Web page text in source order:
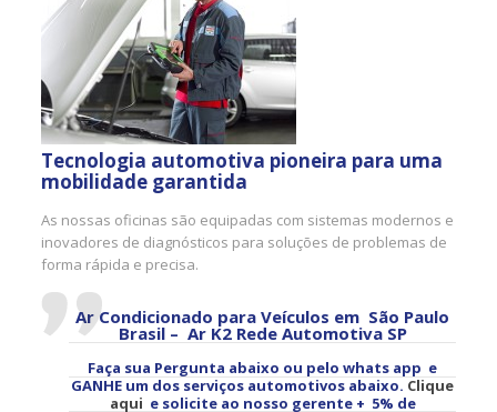
Tecnologia automotiva pioneira para uma
mobilidade garantida
As nossas oficinas são equipadas com sistemas modernos e
inovadores de diagnósticos para soluções de problemas de
forma rápida e precisa.
Ar Condicionado para Veículos em São Paulo
Brasil – Ar K2 Rede Automotiva SP
Faça sua Pergunta abaixo ou pelo whats app e
GANHE um dos serviços automotivos abaixo. Clique
aqui e solicite ao nosso gerente + 5% de